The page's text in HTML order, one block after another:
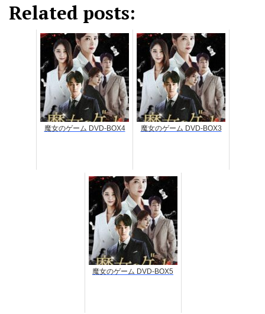
Related posts:
魔女のゲーム DVD-BOX4 魔女のゲーム DVD-BOX3
魔女のゲーム DVD-BOX5